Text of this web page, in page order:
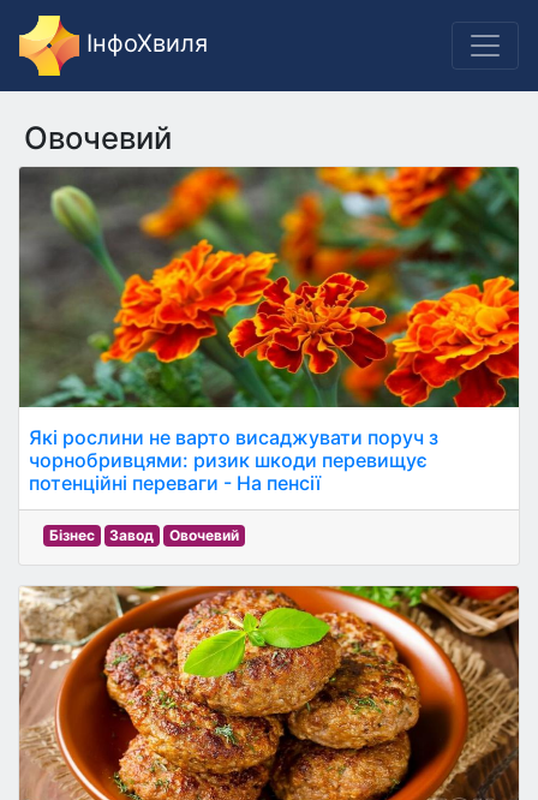
ІнфоХвиля
Овочевий
Які рослини не варто висаджувати поруч з
чорнобривцями: ризик шкоди перевищує
потенційні переваги - На пенсії
Бізнес Завод Овочевий